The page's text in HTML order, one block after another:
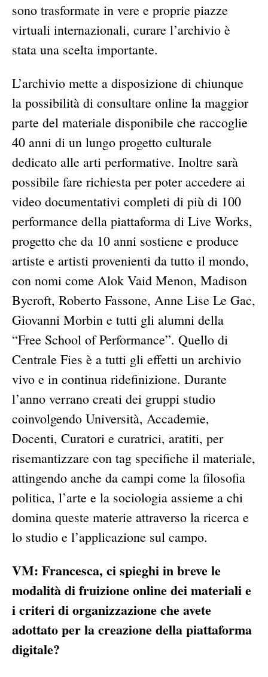
sono trasformate in vere e proprie piazze
virtuali internazionali, curare l’archivio è
stata una scelta importante.
L’archivio mette a disposizione di chiunque
la possibilità di consultare online la maggior
parte del materiale disponibile che raccoglie
40 anni di un lungo progetto culturale
dedicato alle arti performative. Inoltre sarà
possibile fare richiesta per poter accedere ai
video documentativi completi di più di 100
performance della piattaforma di Live Works,
progetto che da 10 anni sostiene e produce
artiste e artisti provenienti da tutto il mondo,
con nomi come Alok Vaid Menon, Madison
Bycroft, Roberto Fassone, Anne Lise Le Gac,
Giovanni Morbin e tutti gli alumni della
“Free School of Performance”. Quello di
Centrale Fies è a tutti gli effetti un archivio
vivo e in continua ridefinizione. Durante
l’anno verrano creati dei gruppi studio
coinvolgendo Università, Accademie,
Docenti, Curatori e curatrici, aratiti, per
risemantizzare con tag specifiche il materiale,
attingendo anche da campi come la filosofia
politica, l’arte e la sociologia assieme a chi
domina queste materie attraverso la ricerca e
lo studio e l’applicazione sul campo.
VM: Francesca, ci spieghi in breve le
modalità di fruizione online dei materiali e
i criteri di organizzazione che avete
adottato per la creazione della piattaforma
digitale?